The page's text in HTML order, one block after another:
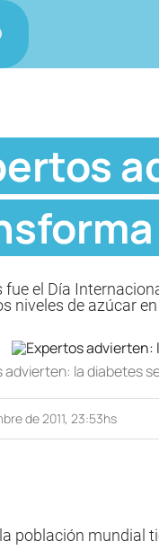
fue el Día
niveles de azúcar
advierten: la diabetes
de 2011, 23:53hs
población mundial